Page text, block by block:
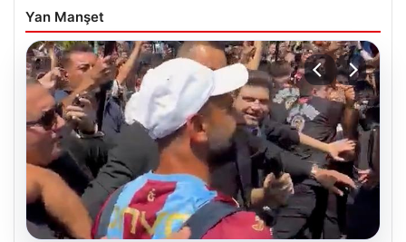
Yan Manşet